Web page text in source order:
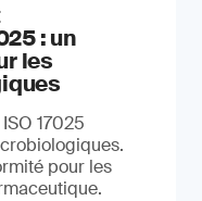
: un
les
17025
pour les